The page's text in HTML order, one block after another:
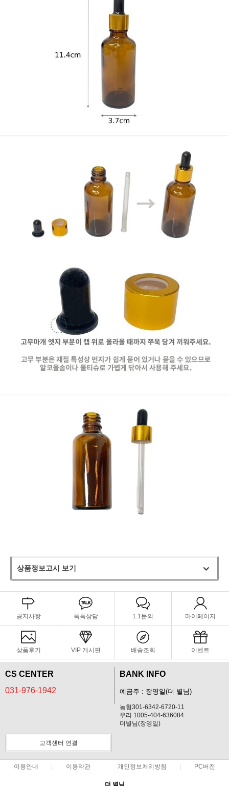
상품정보고시 보기
공지사항 톡톡상담 1:1문의 마이페이지
상품후기 VIP 게시판 배송조회 이벤트
CS CENTER
031-976-1942
BANK INFO
예금주 : 장영일(더 별님)
농협301-6342-6720-11
우리 1005-404-636084
더별님(장영일)
고객센터 연결
이용안내 이용약관 개인정보처리방침 PC버전
더 별님